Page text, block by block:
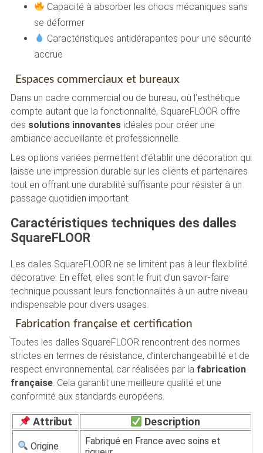
Capacité à absorber les chocs mécaniques sans
se déformer
Caractéristiques antidérapantes pour une sécurité
accrue
Espaces commerciaux et bureaux
Dans un cadre commercial ou de bureau, où l’esthétique
compte autant que la fonctionnalité, SquareFLOOR offre
des solutions innovantesidéales pour créer une
ambiance accueillante et professionnelle.
Les options variées permettent d’établir une décoration qui
laisse une impression durable sur les clients et partenaires
tout en offrant une durabilité suffisante pour résister à un
passage quotidien important.
Caractéristiques techniques des dalles
SquareFLOOR
Les dalles SquareFLOOR ne se limitent pas à leur flexibilité
décorative. En effet, elles sont le fruit d’un savoir-faire
technique poussant leurs fonctionnalités à un autre niveau
indispensable pour divers usages.
Fabrication française et certification
Toutes les dalles SquareFLOOR rencontrent des normes
strictes en termes de résistance, d’interchangeabilité et de
respect environnemental, car réalisées par la fabrication
française. Cela garantit une meilleure qualité et une
conformité aux standards européens.
Attribut Description
Origine
Fabriqué en France avec soins et